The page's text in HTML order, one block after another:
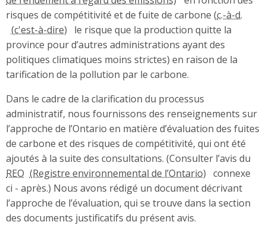
risques de compétitivité et de fuite de carbone (c.-à-d.
le risque que la production quitte la
province pour d’autres administrations ayant des
politiques climatiques moins strictes) en raison de la
tarification de la pollution par le carbone.
Dans le cadre de la clarification du processus
administratif, nous fournissons des renseignements sur
l’approche de l’Ontario en matière d’évaluation des fuites
de carbone et des risques de compétitivité, qui ont été
ajoutés à la suite des consultations. (Consulter l’avis du
REO
connexe
ci - après.) Nous avons rédigé un document décrivant
l’approche de l’évaluation, qui se trouve dans la section
des documents justificatifs du présent avis.